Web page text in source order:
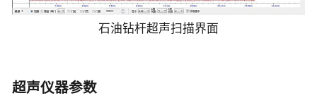
石油钻杆超声扫描界面
超声仪器参数